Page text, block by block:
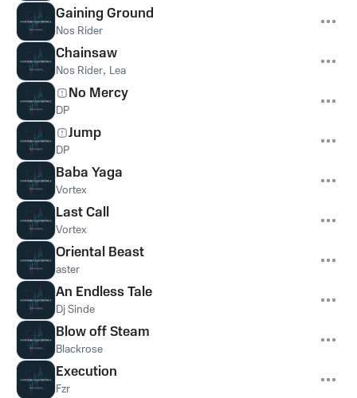
Gaining Ground
Nos Rider
Chainsaw
Nos Rider, Lea
No Mercy
DP
Jump
DP
Baba Yaga
Vortex
Last Call
Vortex
Oriental Beast
aster
An Endless Tale
Dj Sinde
Blow off Steam
Blackrose
Execution
Fzr